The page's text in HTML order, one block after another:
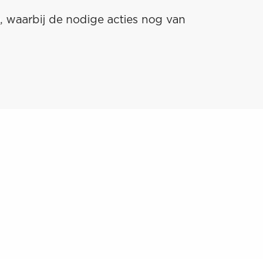
, waarbij de nodige acties nog van